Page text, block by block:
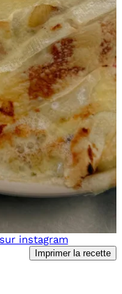
instagram
Imprimer la recette